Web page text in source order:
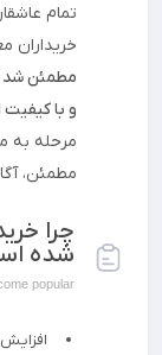
تمام
خریداران
مطمئن شد
و با
مرحله به
مطمئن،
چرا
شده
popular